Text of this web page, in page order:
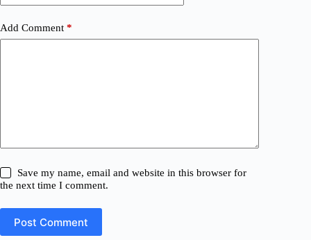
Add Comment *
Save my name, email and website in this browser for
the next time I comment.
Post Comment